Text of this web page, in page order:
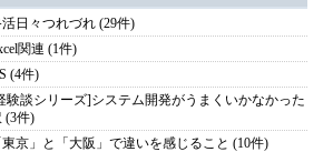
日々つれづれ (29件)
関連 (1件)
(4件)
験談シリーズ]システム開発がうまくいかなかった
(3件)
東京」と「大阪」で違いを感じること (10件)